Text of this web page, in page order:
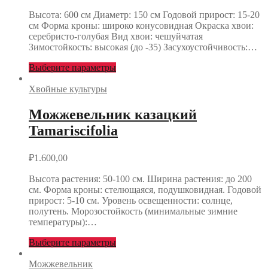
Высота: 600 см Диаметр: 150 см Годовой прирост: 15-20
см Форма кроны: широко конусовидная Окраска хвои:
серебристо-голубая Вид хвои: чешуйчатая
Зимостойкость: высокая (до -35) Засухоустойчивость:…
Выберите параметры
Хвойные культуры
Можжевельник казацкий
Tamariscifolia
₽1.600,00
Высота растения: 50-100 см. Ширина растения: до 200
см. Форма кроны: стелющаяся, подушковидная. Годовой
прирост: 5-10 см. Уровень освещенности: солнце,
полутень. Морозостойкость (минимальные зимние
температуры):…
Выберите параметры
Можжевельник